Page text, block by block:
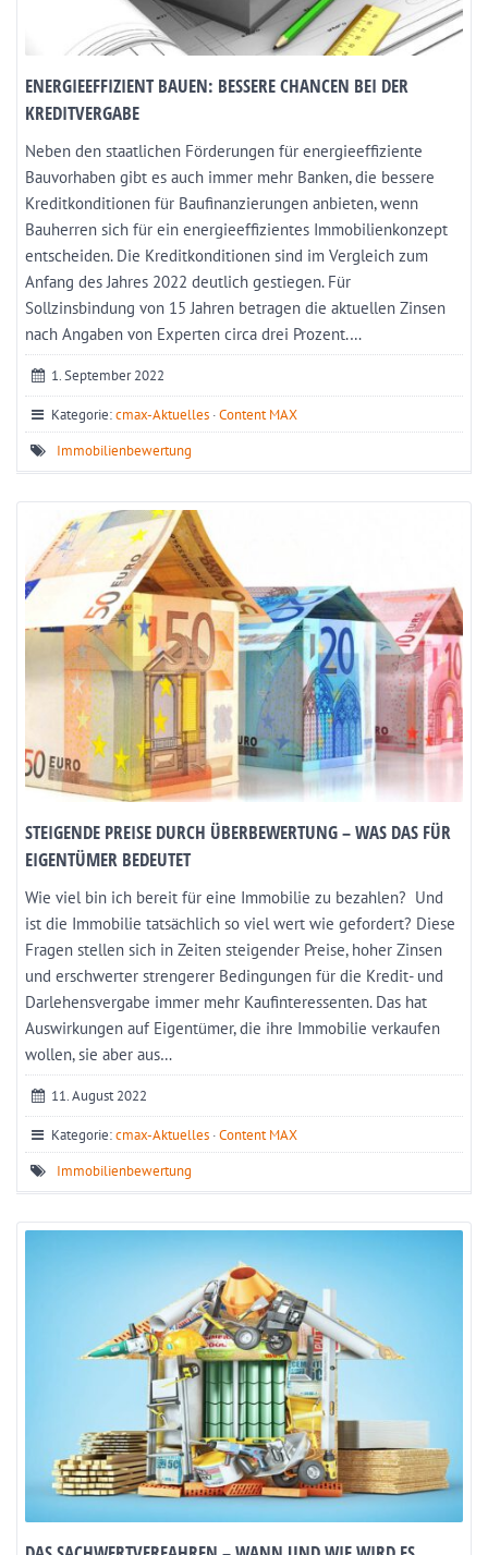
ENERGIEEFFIZIENT BAUEN: BESSERE CHANCEN BEI DER
KREDITVERGABE
Neben den staatlichen Förderungen für energieeffiziente
Bauvorhaben gibt es auch immer mehr Banken, die bessere
Kreditkonditionen für Baufinanzierungen anbieten, wenn
Bauherren sich für ein energieeffizientes Immobilienkonzept
entscheiden. Die Kreditkonditionen sind im Vergleich zum
Anfang des Jahres 2022 deutlich gestiegen. Für
Sollzinsbindung von 15 Jahren betragen die aktuellen Zinsen
nach Angaben von Experten circa drei Prozent.…
1. September 2022
Kategorie:cmax-Aktuelles ·Content MAX
Immobilienbewertung
STEIGENDE PREISE DURCH ÜBERBEWERTUNG – WAS DAS FÜR
EIGENTÜMER BEDEUTET
Wie viel bin ich bereit für eine Immobilie zu bezahlen? Und
ist die Immobilie tatsächlich so viel wert wie gefordert? Diese
Fragen stellen sich in Zeiten steigender Preise, hoher Zinsen
und erschwerter strengerer Bedingungen für die Kredit- und
Darlehensvergabe immer mehr Kaufinteressenten. Das hat
Auswirkungen auf Eigentümer, die ihre Immobilie verkaufen
wollen, sie aber aus…
11. August 2022
Kategorie:cmax-Aktuelles ·Content MAX
Immobilienbewertung